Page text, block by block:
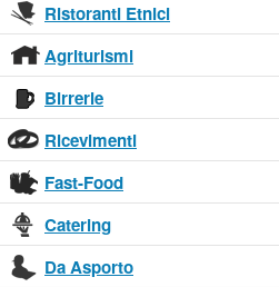
Ristoranti Etnici
Agriturismi
Birrerie
Ricevimenti
Fast-Food
Catering
Da Asporto